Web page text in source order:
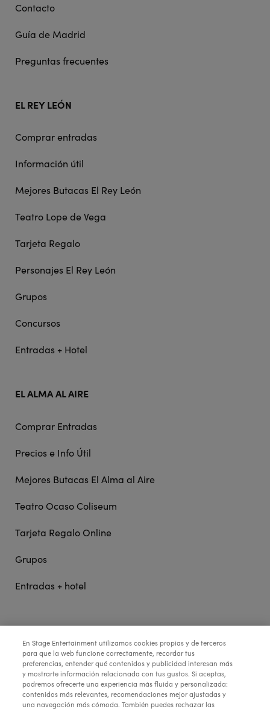
Contacto
Guía de Madrid
Preguntas frecuentes
EL REY LEÓN
Comprar entradas
Información útil
Mejores Butacas El Rey León
Teatro Lope de Vega
Tarjeta Regalo
Personajes El Rey León
Grupos
Concursos
Entradas + Hotel
EL ALMA AL AIRE
Comprar Entradas
Precios e Info Útil
Mejores Butacas El Alma al Aire
Teatro Ocaso Coliseum
Tarjeta Regalo Online
Grupos
Entradas + hotel
STAGE ENTERTAINMENT
COLABORA:
En Stage Entertainment utilizamos cookies propias y de terceros
para que la web funcione correctamente, recordar tus
preferencias, entender qué contenidos y publicidad interesan más
y mostrarte información relacionada con tus gustos. Si aceptas,
podremos ofrecerte una experiencia más fluida y personalizada:
contenidos más relevantes, recomendaciones mejor ajustadas y
una navegación más cómoda. También puedes rechazar las